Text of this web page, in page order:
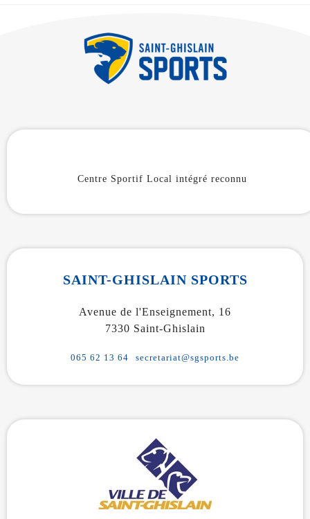
Centre Sportif Local intégré reconnu
SAINT-GHISLAIN SPORTS
Avenue de l'Enseignement, 16
7330 Saint-Ghislain
065 62 13 64 secretariat@sgsports.be